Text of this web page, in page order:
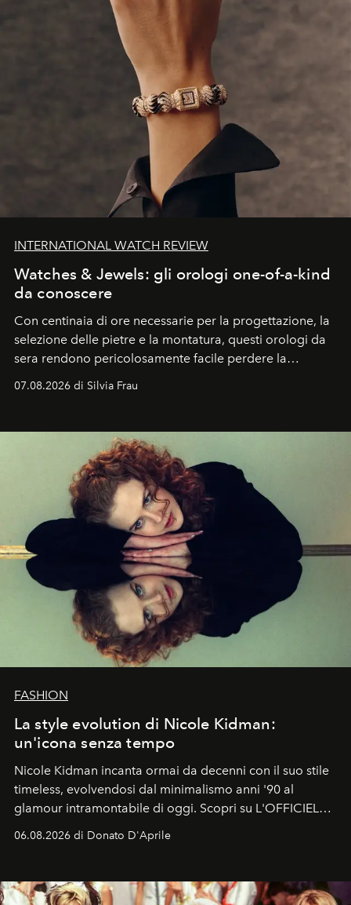
INTERNATIONAL WATCH REVIEW
Watches & Jewels: gli orologi one-of-a-kind
da conoscere
Con centinaia di ore necessarie per la progettazione, la
selezione delle pietre e la montatura, questi orologi da
sera rendono pericolosamente facile perdere la
cognizione del tempo. Ma con quadranti così
07.08.2026 di Silvia Frau
FASHION
La style evolution di Nicole Kidman:
un'icona senza tempo
Nicole Kidman incanta ormai da decenni con il suo stile
timeless, evolvendosi dal minimalismo anni '90 al
glamour intramontabile di oggi. Scopri su L'OFFICIEL
Italia la sua style evolution.
06.08.2026 di Donato D'Aprile